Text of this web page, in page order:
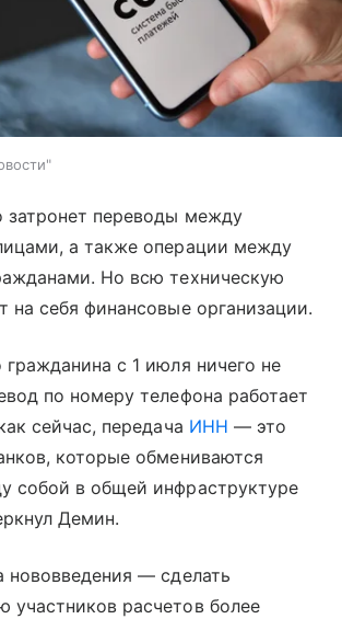
затронет переводы между
а также операции между
Но всю техническую
на себя финансовые организации.
с 1 июля ничего не
по номеру телефона работает
сейчас, передача ИНН — это
которые обмениваются
собой в общей инфраструктуре
Демин.
нововведения — сделать
участников расчетов более